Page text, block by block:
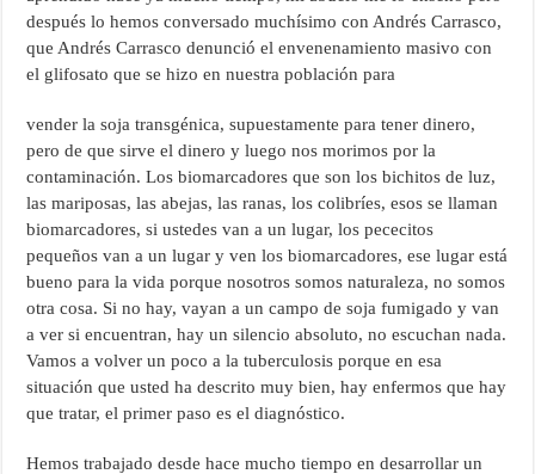
después lo hemos conversado muchísimo con Andrés Carrasco,
que Andrés Carrasco denunció el envenenamiento masivo con
el glifosato que se hizo en nuestra población para
vender la soja transgénica, supuestamente para tener dinero,
pero de que sirve el dinero y luego nos morimos por la
contaminación. Los biomarcadores que son los bichitos de luz,
las mariposas, las abejas, las ranas, los colibríes, esos se llaman
biomarcadores, si ustedes van a un lugar, los pececitos
pequeños van a un lugar y ven los biomarcadores, ese lugar está
bueno para la vida porque nosotros somos naturaleza, no somos
otra cosa. Si no hay, vayan a un campo de soja fumigado y van
a ver si encuentran, hay un silencio absoluto, no escuchan nada.
Vamos a volver un poco a la tuberculosis porque en esa
situación que usted ha descrito muy bien, hay enfermos que hay
que tratar, el primer paso es el diagnóstico.
Hemos trabajado desde hace mucho tiempo en desarrollar un